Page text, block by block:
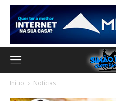
Início Notícias